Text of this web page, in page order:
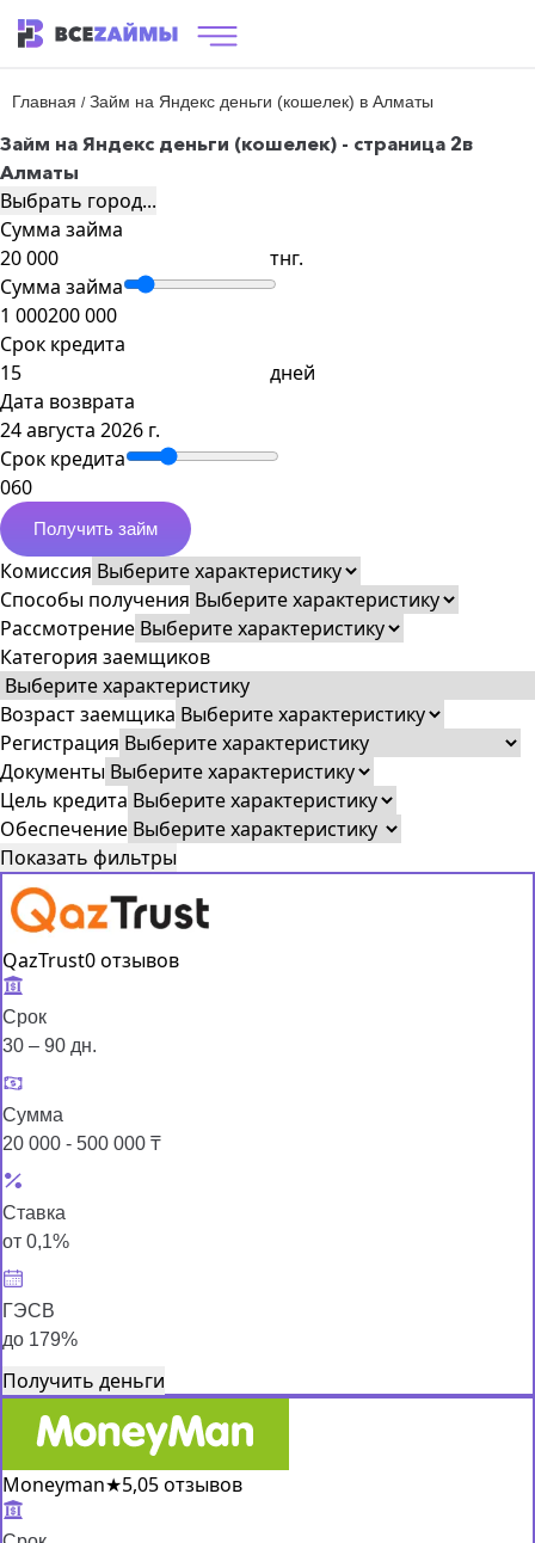
Главная / Займ на Яндекс деньги (кошелек) в Алматы
Займ на Яндекс деньги (кошелек) - страница 2в
Алматы
Выбрать город...
Сумма займа
тнг.
Сумма займа
1 000200 000
Срок кредита
дней
Дата возврата
24 августа 2026 г.
Срок кредита
060
Получить займ
Комиссия
Способы получения
Рассмотрение
Категория заемщиков
Возраст заемщика
Регистрация
Документы
Цель кредита
Обеспечение
Показать фильтры
QazTrust0 отзывов
Срок
30 – 90 дн.
Сумма
20 000 - 500 000 ₸
Ставка
от 0,1%
ГЭСВ
до 179%
Получить деньги
Moneyman★5,05 отзывов